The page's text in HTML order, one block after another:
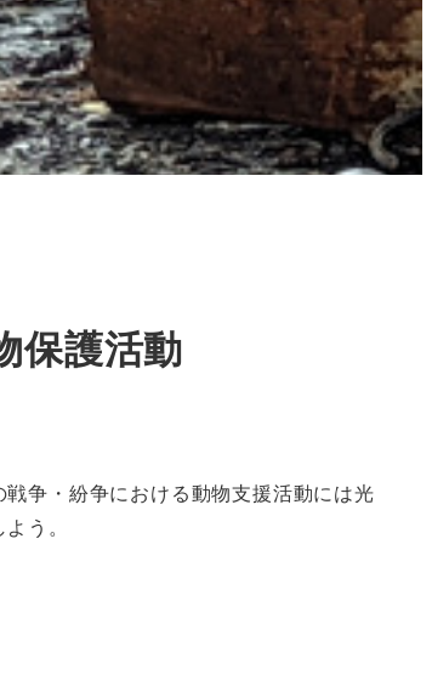
保護活動
争・紛争における動物支援活動には光
う。